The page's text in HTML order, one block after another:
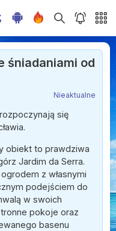
śniadaniami od
Nieaktualne
się
obiekt to prawdziwa
Jardim da Serra.
z własnymi
podejściem do
w swoich
pokoje oraz
basenu